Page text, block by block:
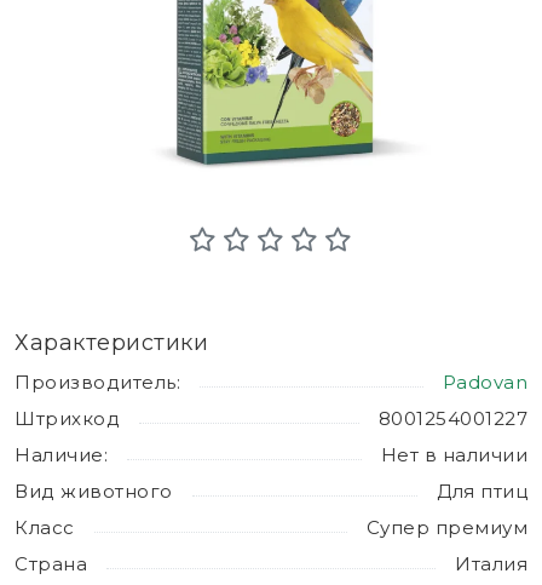
Характеристики
Производитель:
Padovan
Штрихкод
8001254001227
Наличие:
Нет в наличии
Вид животного
Для птиц
Класс
Супер премиум
Страна
Италия